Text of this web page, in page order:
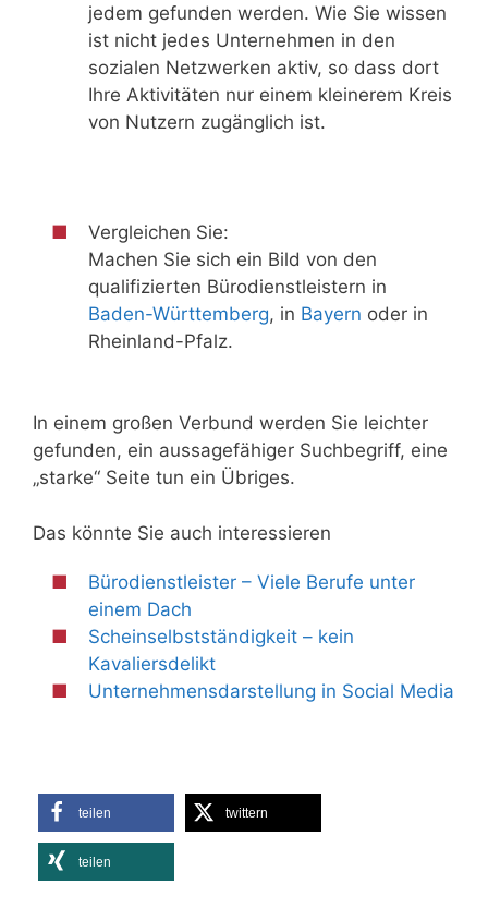
jedem gefunden werden. Wie Sie wissen
ist nicht jedes Unternehmen in den
sozialen Netzwerken aktiv, so dass dort
Ihre Aktivitäten nur einem kleinerem Kreis
von Nutzern zugänglich ist.
Vergleichen Sie:
Machen Sie sich ein Bild von den
qualifizierten Bürodienstleistern in
Baden-Württemberg, in Bayern oder in
Rheinland-Pfalz.
In einem großen Verbund werden Sie leichter
gefunden, ein aussagefähiger Suchbegriff, eine
„starke“ Seite tun ein Übriges.
Das könnte Sie auch interessieren
Bürodienstleister – Viele Berufe unter
einem Dach
Scheinselbstständigkeit – kein
Kavaliersdelikt
Unternehmensdarstellung in Social Media
teilen twittern
teilen